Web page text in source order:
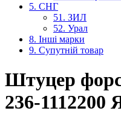
5. СНГ
51. ЗИЛ
52. Урал
8. Інші марки
9. Супутній товар
Штуцер
236-1112200